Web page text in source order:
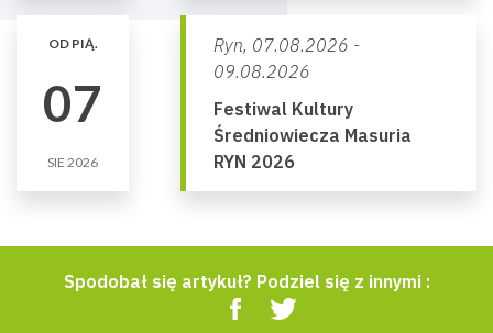
OD PIĄ.
07
SIE 2026
Ryn, 07.08.2026 -
09.08.2026
Festiwal Kultury
Średniowiecza Masuria
RYN 2026
Spodobał się artykuł? Podziel się z innymi :